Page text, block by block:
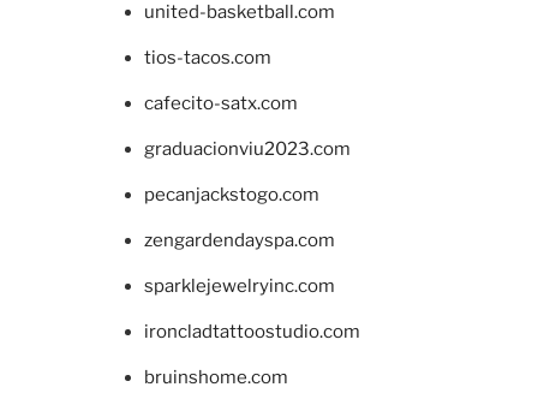
united-basketball.com
tios-tacos.com
cafecito-satx.com
graduacionviu2023.com
pecanjackstogo.com
zengardendayspa.com
sparklejewelryinc.com
ironcladtattoostudio.com
bruinshome.com